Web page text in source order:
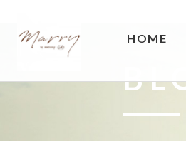
HOME